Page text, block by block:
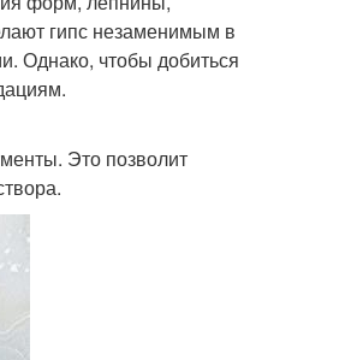
гипс незаменимым в
Однако, чтобы добиться
Это позволит